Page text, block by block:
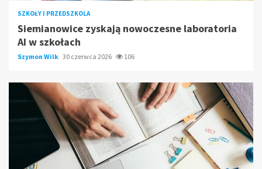
SZKOŁY I PRZEDSZKOLA
Siemianowice zyskają nowoczesne laboratoria
AI w szkołach
Szymon Wilk 30 czerwca 2026 106